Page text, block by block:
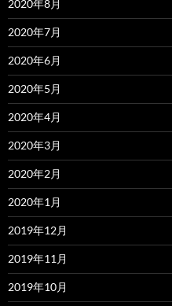
2020年8月
2020年7月
2020年6月
2020年5月
2020年4月
2020年3月
2020年2月
2020年1月
2019年12月
2019年11月
2019年10月